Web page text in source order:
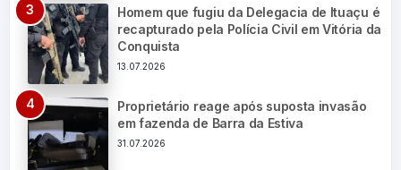
Homem que fugiu da Delegacia de Ituaçu é
recapturado pela Polícia Civil em Vitória da
Conquista
13.07.2026
Proprietário reage após suposta invasão
em fazenda de Barra da Estiva
31.07.2026